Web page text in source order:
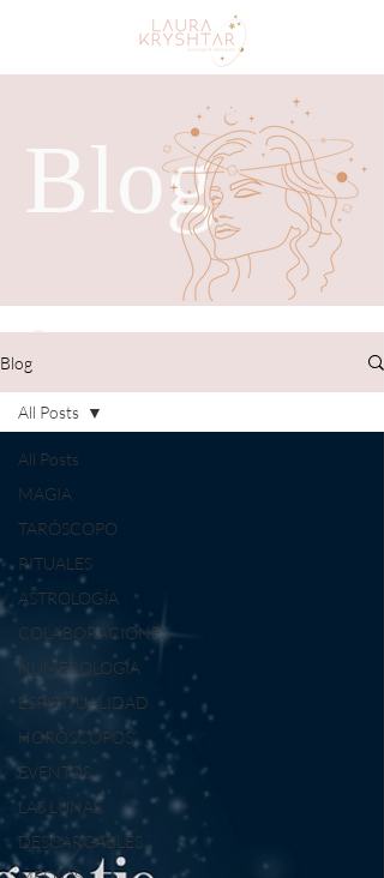
Blog
Blog
All Posts
MAGIA
TARÓSCOPO
RITUALES
ASTROLOGÍA
COLABORACIONES
NUMEROLOGÍA
ESPIRITUALIDAD
HORÓSCOPOS
EVENTOS
LAS LUNAS
DESCARGABLES
All Posts